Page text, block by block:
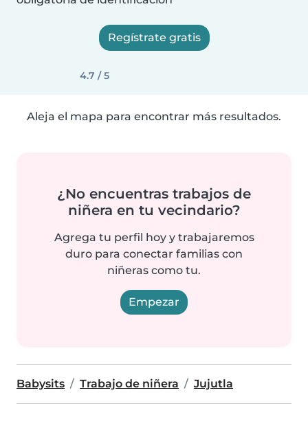
Regístrate gratis
4.7 / 5
Aleja el mapa para encontrar más resultados.
¿No encuentras trabajos de
niñera en tu vecindario?
Agrega tu perfil hoy y trabajaremos
duro para conectar familias con
niñeras como tu.
Empezar
Babysits Trabajo de niñera Jujutla